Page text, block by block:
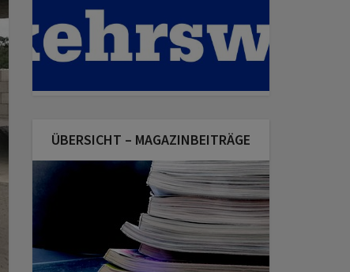
ÜBERSICHT – MAGAZINBEITRÄGE